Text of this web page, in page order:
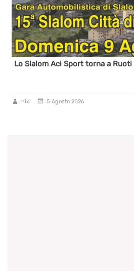
Lo Slalom Aci Sport torna a Ruoti
niki 5 Agosto 2026